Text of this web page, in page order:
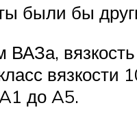
были бы
ВАЗа,
вязкости
до A5.